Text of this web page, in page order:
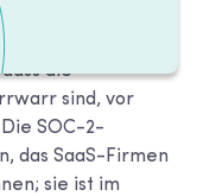
die
sind, vor
SOC-2-
das SaaS-Firmen
sie ist im